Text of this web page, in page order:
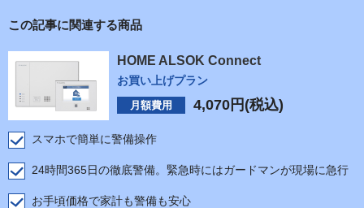
この記事に関連する商品
HOME ALSOK Connect
お買い上げプラン
月額費用 4,070 円(税込)
スマホで簡単に警備操作
24時間365日の徹底警備。緊急時にはガードマンが現場に急行
お手頃価格で家計も警備も安心